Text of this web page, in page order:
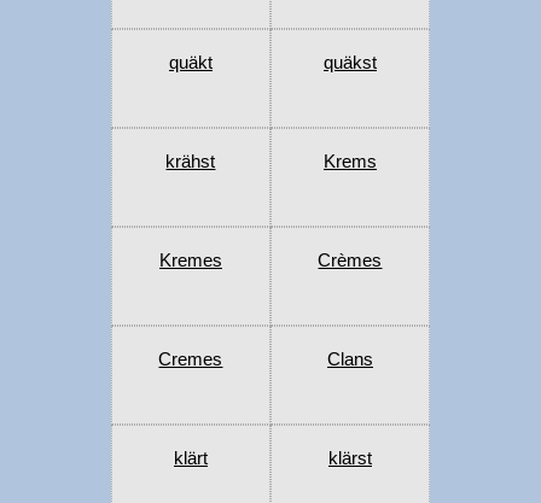
quäkt quäkst
krähst Krems
Kremes Crèmes
Cremes Clans
klärt klärst